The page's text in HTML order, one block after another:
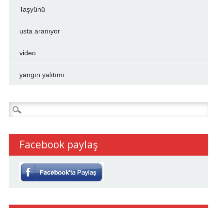
Taşyünü
usta aranıyor
video
yangın yalıtımı
Arama:
Facebook paylaş